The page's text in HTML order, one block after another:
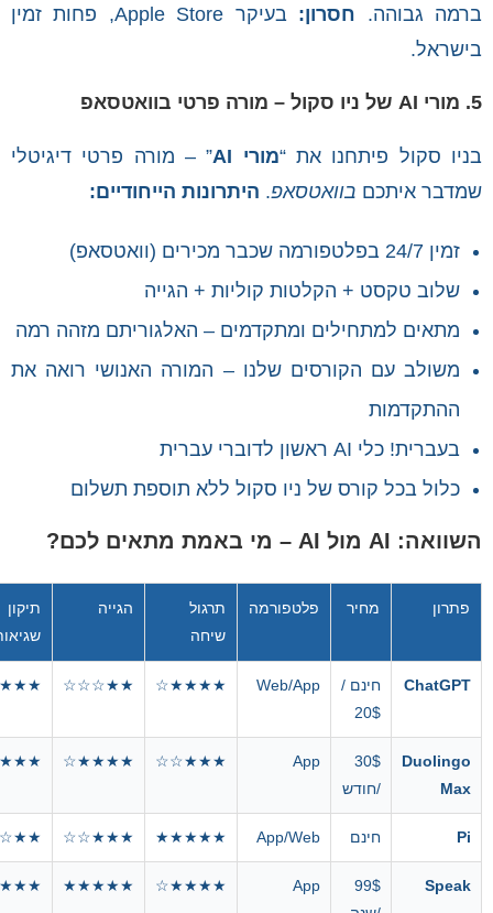
ברמה גבוהה. חסרון:
בעיקר Apple Store, פחות זמין
בישראל.
5. מורי AI של ניו סקול – מורה פרטי בוואטסאפ
בניו סקול פיתחנו את “מורי AI
” – מורה פרטי דיגיטלי
שמדבר איתכם בוואטסאפ. היתרונות הייחודיים:
זמין 24/7 בפלטפורמה שכבר מכירים (וואטסאפ)
שלוב טקסט + הקלטות קוליות + הגייה
מתאים למתחילים ומתקדמים – האלגוריתם מזהה רמה
משולב עם הקורסים שלנו – המורה האנושי רואה את
ההתקדמות
בעברית! כלי AI ראשון לדוברי עברית
כלול בכל קורס של ניו סקול ללא תוספת תשלום
השוואה: AI מול AI – מי באמת מתאים לכם?
פתרון מחיר פלטפורמה
תרגול
שיחה
הגייה
תיקון
ChatGPT
חינם /
20$
Web/App
★★★★☆
★★☆☆☆
Duolingo
Max
30$
/חודש
App
★★★☆☆
★★★★☆
Pi חינם App/Web
★★★★★
★★★☆☆
Speak
99$
App
★★★★☆
★★★★★